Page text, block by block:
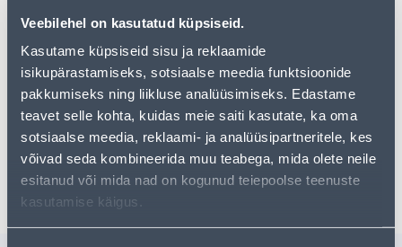
Veebilehel on kasutatud küpsiseid.
Kasutame küpsiseid sisu ja reklaamide
isikupärastamiseks, sotsiaalse meedia funktsioonide
pakkumiseks ning liikluse analüüsimiseks. Edastame
teavet selle kohta, kuidas meie saiti kasutate, ka oma
sotsiaalse meedia, reklaami- ja analüüsipartneritele, kes
võivad seda kombineerida muu teabega, mida olete neile
esitanud või mida nad on kogunud teiepoolse teenuste
kasutamise käigus.
Vaata saadavust
Eeldatav kojuvedu 3,69 € al. 2-5 tööpäeva